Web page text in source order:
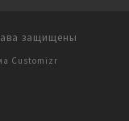
защищены
Customizr